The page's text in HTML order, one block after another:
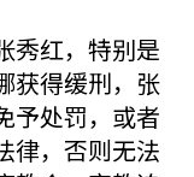
秀红，特别是
获得缓刑，张
予处罚，或者
律，否则无法